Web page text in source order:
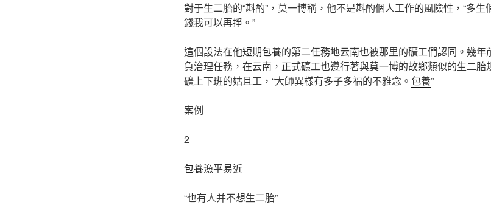
對于生二胎的“斟酌”，莫一博稱，他不是斟酌個人工作的風險性，“多
錢我可以再掙。”
這個設法在他短期包養的第二任務地云南也被那里的礦工們認同。幾
負治理任務，在云南，正式礦工也遵行著與莫一博的故鄉類似的生二
礦上下班的姑且工，“大師異樣有多子多福的不雅念。 包養”
案例
2
包養漁平易近
“也有人并不想生二胎”